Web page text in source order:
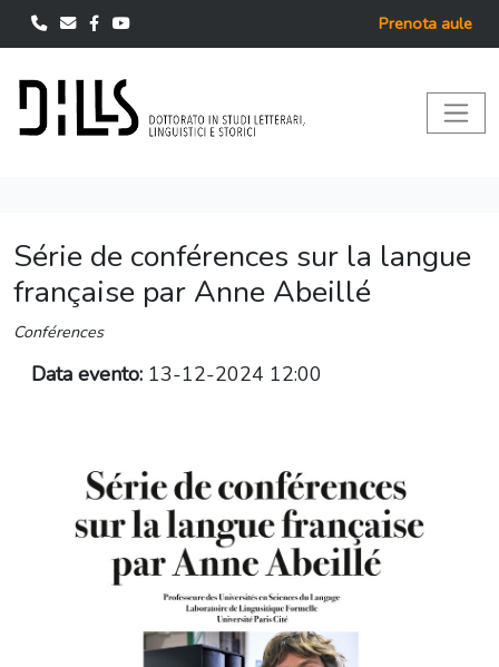
Prenota aule
Série de conférences sur la langue
française par Anne Abeillé
Conférences
Data evento: 13-12-2024 12:00